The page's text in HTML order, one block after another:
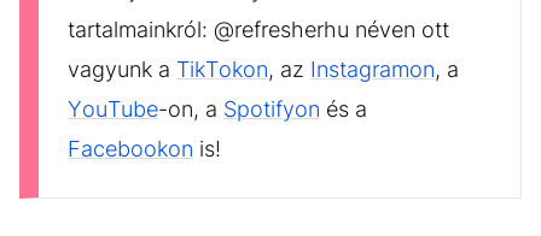
tartalmainkról: @refresherhu néven ott
vagyunk a TikTokon, az Instagramon, a
YouTube-on, a Spotifyon és a
Facebookon is!